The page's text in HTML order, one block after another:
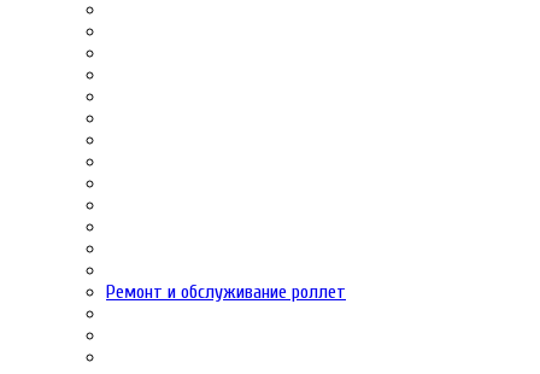
Ремонт и обслуживание роллет